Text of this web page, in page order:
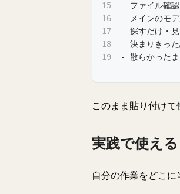
15
- ファイル確認
16
- メインのモデ
17
- 探すだけ・見
18
- 決まりきった
19
- 散らかったま
このまま貼り付け
実践で使え
自分の作業をどこに